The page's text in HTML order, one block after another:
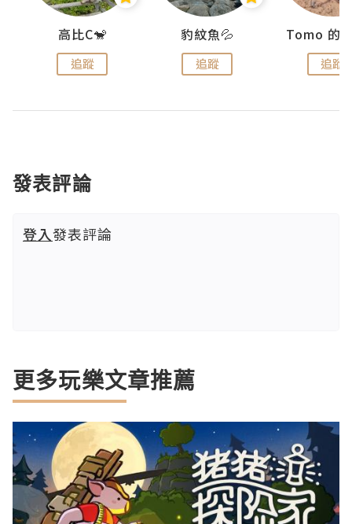
高比C🐒
追蹤
豹紋魚💦
追蹤 追蹤
發表評論
登入發表評論
更多玩樂文章推薦